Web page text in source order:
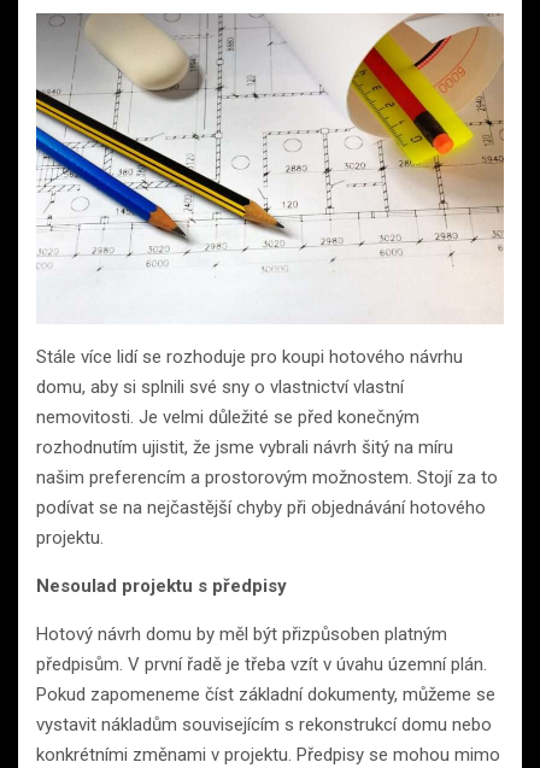
Stále více lidí se rozhoduje pro koupi hotového návrhu
domu, aby si splnili své sny o vlastnictví vlastní
nemovitosti. Je velmi důležité se před konečným
rozhodnutím ujistit, že jsme vybrali návrh šitý na míru
našim preferencím a prostorovým možnostem. Stojí za to
podívat se na nejčastější chyby při objednávání hotového
projektu.
Nesoulad projektu s předpisy
Hotový návrh domu by měl být přizpůsoben platným
předpisům. V první řadě je třeba vzít v úvahu územní plán.
Pokud zapomeneme číst základní dokumenty, můžeme se
vystavit nákladům souvisejícím s rekonstrukcí domu nebo
konkrétními změnami v projektu. Předpisy se mohou mimo